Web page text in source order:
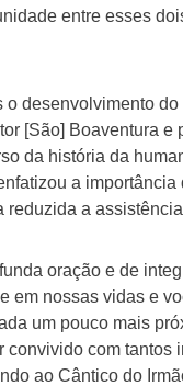
entre esses
desenvolvimento
[São] Boaventura
da história da
a
reduzida a
oração e de
em nossas vidas e
um pouco mais
convivido com
ao Cântico do